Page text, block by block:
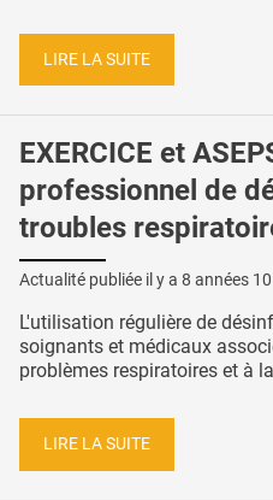
LIRE LA SUITE
EXERCICE et
professionnel de
troubles
Actualité publiée il y a 8 années
L'utilisation régulière de
soignants et médicaux
problèmes respiratoires et à
LIRE LA SUITE